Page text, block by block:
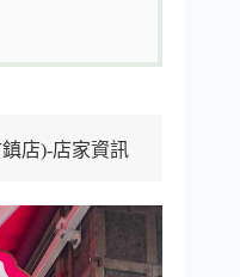
店)-店家資訊